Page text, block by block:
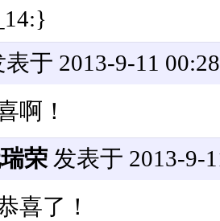
于 2013-9-11
啊！
荣发表于 2013-9-
喜了！